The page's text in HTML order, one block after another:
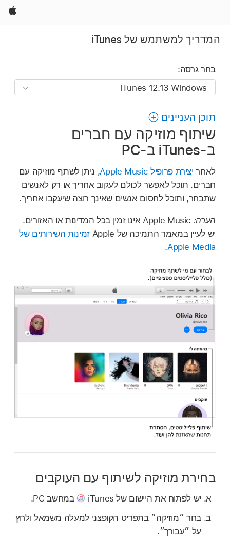
Apple
המדריך למשתמש של iTunes
בחר גרסה:
תוכן העניינים
שיתוף מוזיקה עם חברים
ב‑iTunes ב‑PC
לאחר יצירת פרופיל Apple Music
, ניתן לשתף מוזיקה עם
חברים. תוכל לאפשר לכולם לעקוב אחריך או רק לאנשים
שתבחר, ותוכל לחסום אנשים שאינך רוצה שיעקבו אחריך.
הערה:
Apple Music אינו זמין בכל המדינות או האזורים.
יש לעיין במאמר התמיכה של Apple
זמינות השירותים של
Apple Media
.
בחירת מוזיקה לשיתוף עם העוקבים
יש לפתוח את היישום של iTunes
במחשב PC.
בחר ״מוזיקה״ בתפריט הקופצני למעלה משמאל ולחץ
על ״עבורך״.